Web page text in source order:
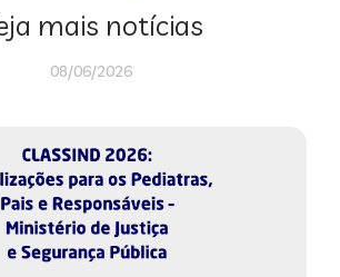
mais notícias
08/06/2026